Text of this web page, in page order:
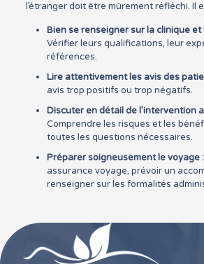
l’étranger doit être mûrement réfléchi. Il
Bien se renseigner sur la clinique et
Vérifier leurs qualifications, leur
références.
Lire attentivement les avis des
avis trop positifs ou trop négatifs.
Discuter en détail de l’intervention
Comprendre les risques et les
toutes les questions nécessaires.
Préparer soigneusement le voyage :
assurance voyage, prévoir un
renseigner sur les formalités